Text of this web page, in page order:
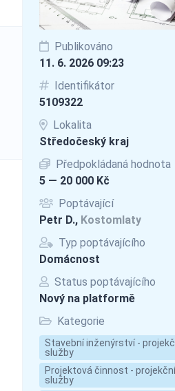
Publikováno
11. 6. 2026 09:23
Identifikátor
5109322
Lokalita
Středočeský kraj
Předpokládaná hodnota
5 — 20 000 Kč
Poptávající
Petr D., Kostomlaty
Typ poptávajícího
Domácnost
Status poptávajícího
Nový na platformě
Kategorie
Stavební inženýrství -
služby
Projektová činnost - projekční
služby